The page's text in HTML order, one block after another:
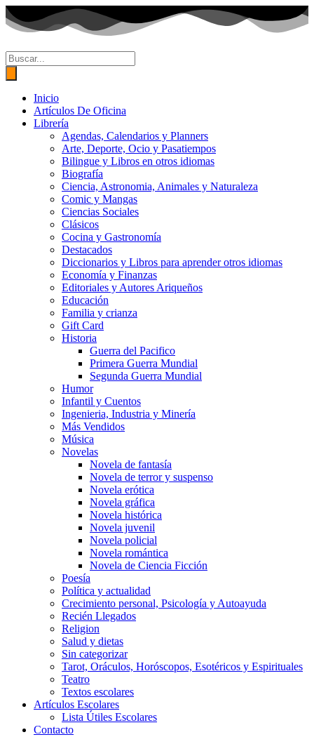
Ir
al
contenido
Búsqueda
de
productos
Inicio
Artículos De Oficina
Librería
Agendas, Calendarios y Planners
Arte, Deporte, Ocio y Pasatiempos
Bilingue y Libros en otros idiomas
Biografía
Ciencia, Astronomia, Animales y Naturaleza
Comic y Mangas
Ciencias Sociales
Clásicos
Cocina y Gastronomía
Destacados
Diccionarios y Libros para aprender otros idiomas
Economía y Finanzas
Editoriales y Autores Ariqueños
Educación
Familia y crianza
Gift Card
Historia
Guerra del Pacifico
Primera Guerra Mundial
Segunda Guerra Mundial
Humor
Infantil y Cuentos
Ingenieria, Industria y Minería
Más Vendidos
Música
Novelas
Novela de fantasía
Novela de terror y suspenso
Novela erótica
Novela gráfica
Novela histórica
Novela juvenil
Novela policial
Novela romántica
Novela de Ciencia Ficción
Poesía
Política y actualidad
Crecimiento personal, Psicología y Autoayuda
Recién Llegados
Religion
Salud y dietas
Sin categorizar
Tarot, Oráculos, Horóscopos, Esotéricos y Espirituales
Teatro
Textos escolares
Artículos Escolares
Lista Útiles Escolares
Contacto